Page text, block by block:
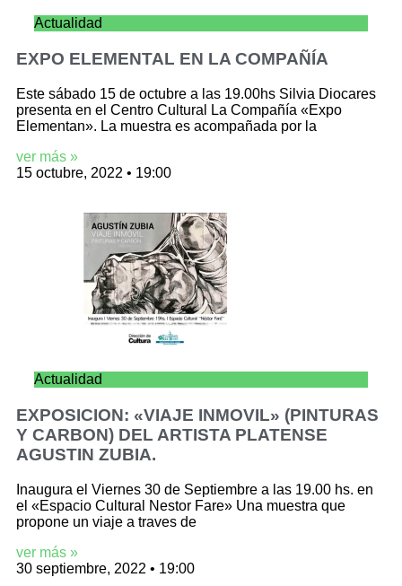
Actualidad
EXPO ELEMENTAL EN LA COMPAÑÍA
Este sábado 15 de octubre a las 19.00hs Silvia Diocares
presenta en el Centro Cultural La Compañía «Expo
Elementan». La muestra es acompañada por la
ver más »
15 octubre, 2022
19:00
Actualidad
EXPOSICION: «VIAJE INMOVIL» (PINTURAS
Y CARBON) DEL ARTISTA PLATENSE
AGUSTIN ZUBIA.
Inaugura el Viernes 30 de Septiembre a las 19.00 hs. en
el «Espacio Cultural Nestor Fare» Una muestra que
propone un viaje a traves de
ver más »
30 septiembre, 2022
19:00